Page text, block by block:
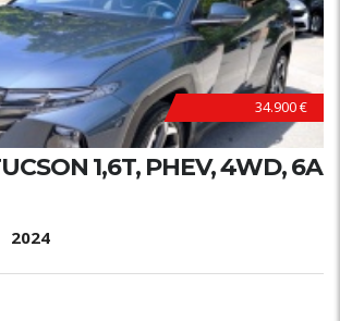
34.900 €
1,6T, PHEV, 4WD, 6A
2024